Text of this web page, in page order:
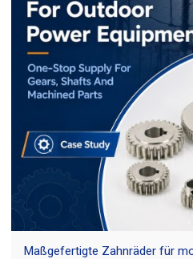
Maßgefertigte Zahnräder für